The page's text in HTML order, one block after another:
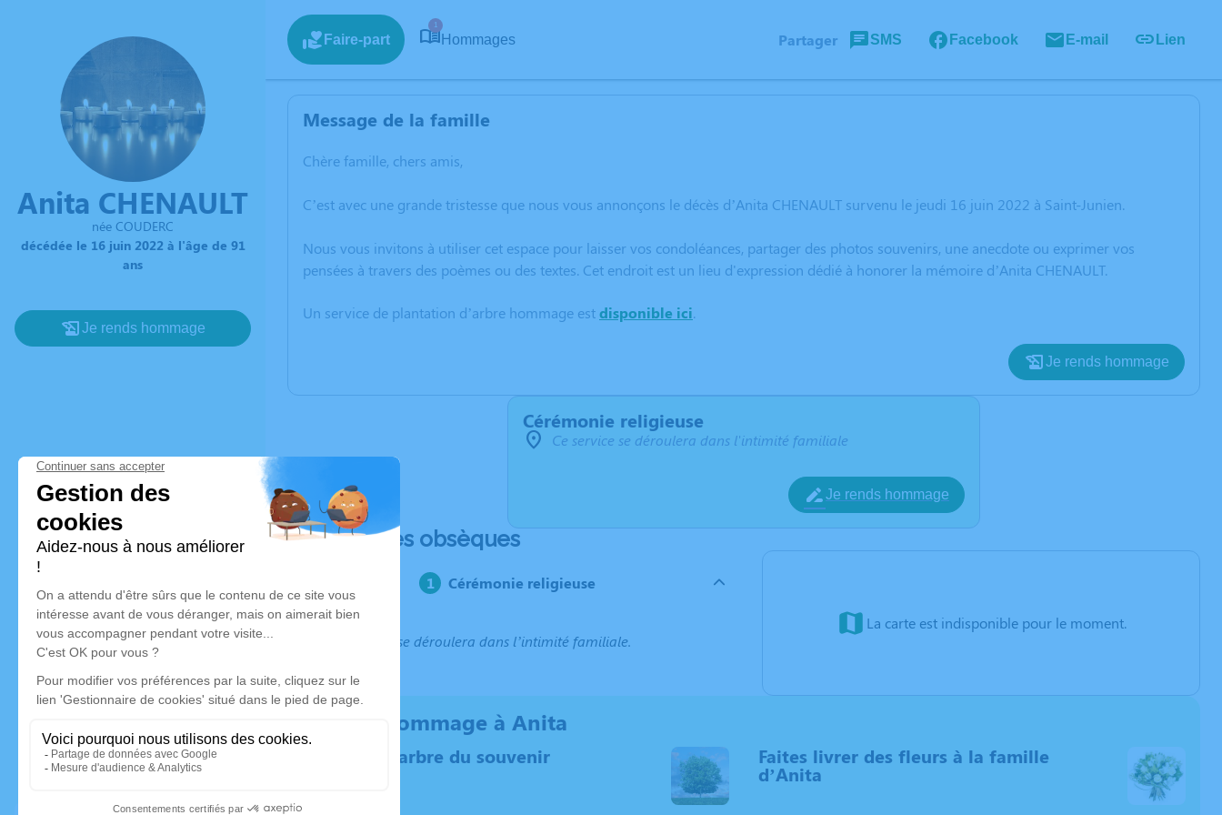
Anita CHENAULT
née COUDERC
décédée le 16 juin 2022 à l'âge de 91
ans
Je rends hommage
Faire-part
1
Hommages Partager SMS Facebook E-mail Lien
Message de la famille
Chère famille, chers amis,
C’est avec une grande tristesse que nous vous annonçons le décès d’Anita CHENAULT survenu le jeudi 16 juin 2022 à Saint-Junien.
Nous vous invitons à utiliser cet espace pour laisser vos condoléances, partager des photos souvenirs, une anecdote ou exprimer vos
pensées à travers des poèmes ou des textes. Cet endroit est un lieu d'expression dédié à honorer la mémoire d’Anita CHENAULT.
Un service de plantation d’arbre hommage estdisponible ici.
Je rends hommage
Cérémonie religieuse
Ce service se déroulera dans l'intimité familiale
Je rends hommage
Déroulé des obsèques
Cérémonie religieuse
Ce service se déroulera dans l’intimité familiale.
La carte est indisponible pour le moment.
Rendez hommage à Anita
Plantez un arbre du souvenir Faites livrer des fleurs à la famille
d’Anita